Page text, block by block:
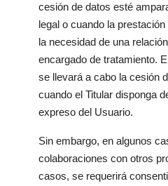
cesión de datos esté
legal o cuando la
la necesidad de una
encargado de tratamiento.
se llevará a cabo la cesión
cuando el Titular disponga
expreso del Usuario.
Sin embargo, en algunos
colaboraciones con otros
casos, se requerirá